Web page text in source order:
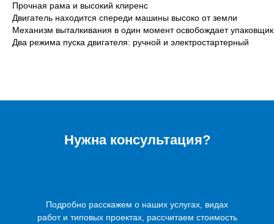
Прочная рама и высокий клиренс
Двигатель находится спереди машины высоко от земли
Механизм выталкивания в один момент освобождает
Два режима пуска двигателя: ручной и электростартерный
Нужна консультация?
Подробно расскажем о наших услугах, видах
работ и типовых проектах, рассчитаем стоимость